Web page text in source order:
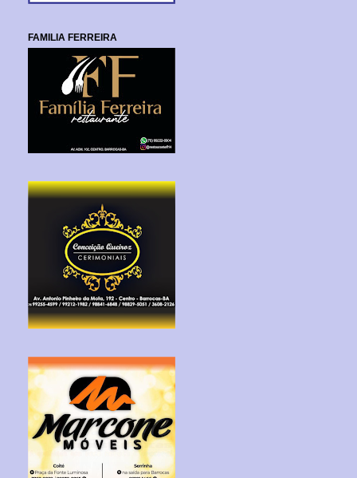
FAMILIA FERREIRA